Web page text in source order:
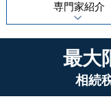
専門家紹介
最大
相続